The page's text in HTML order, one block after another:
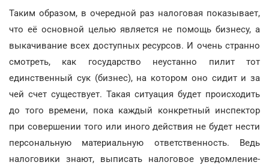
Таким образом, в очередной раз налоговая показывает,
что её основной целью является не помощь бизнесу, а
выкачивание всех доступных ресурсов. И очень странно
смотреть, как государство неустанно пилит тот
единственный сук (бизнес), на котором оно сидит и за
чей счет существует. Такая ситуация будет происходить
до того времени, пока каждый конкретный инспектор
при совершении того или иного действия не будет нести
персональную материальную ответственность. Ведь
налоговики знают, выписать налоговое уведомление-